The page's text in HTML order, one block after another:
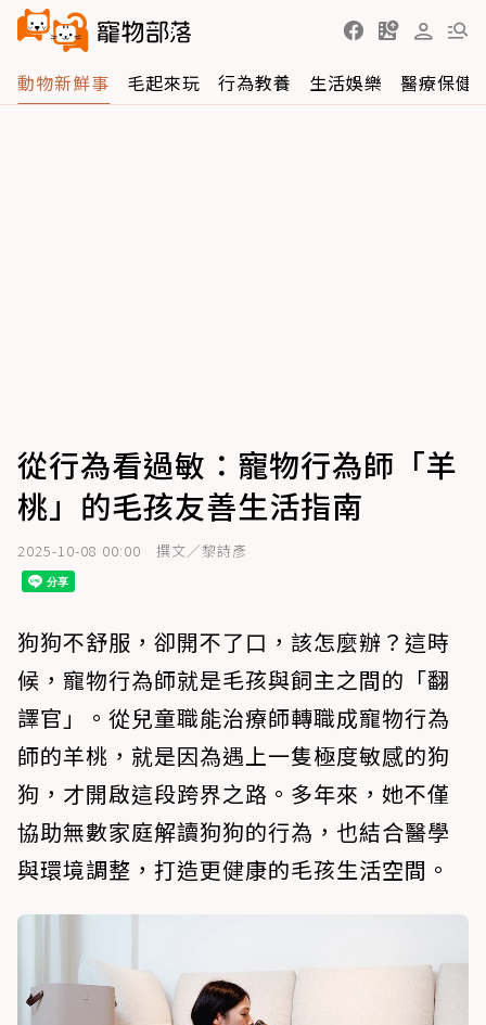
動物新鮮事 毛起來玩 行為教養 生活娛樂 醫療保健
從行為看過敏：寵物行為師「羊
桃」的毛孩友善生活指南
2025-10-08 00:00 撰文／黎詩彥
狗狗不舒服，卻開不了口，該怎麼辦？這時
候，寵物行為師就是毛孩與飼主之間的「翻
譯官」。從兒童職能治療師轉職成寵物行為
師的羊桃，就是因為遇上一隻極度敏感的狗
狗，才開啟這段跨界之路。多年來，她不僅
協助無數家庭解讀狗狗的行為，也結合醫學
與環境調整，打造更健康的毛孩生活空間。